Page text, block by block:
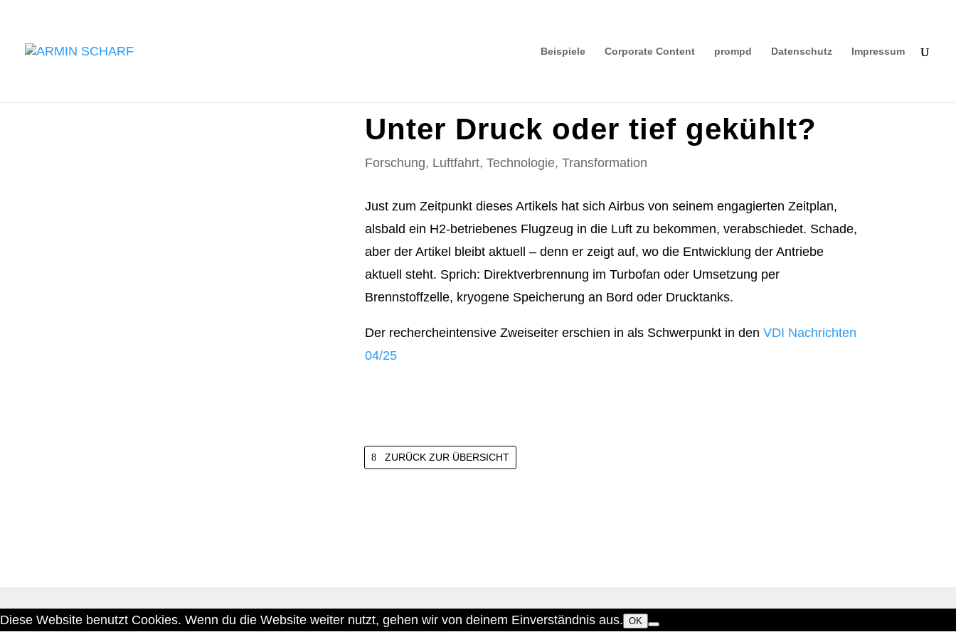
Beispiele Corporate Content prompd Datenschutz Impressum
Unter Druck oder tief gekühlt?
Forschung, Luftfahrt, Technologie, Transformation
Just zum Zeitpunkt dieses Artikels hat sich Airbus von seinem engagierten Zeitplan,
alsbald ein H2-betriebenes Flugzeug in die Luft zu bekommen, verabschiedet. Schade,
aber der Artikel bleibt aktuell – denn er zeigt auf, wo die Entwicklung der Antriebe
aktuell steht. Sprich: Direktverbrennung im Turbofan oder Umsetzung per
Brennstoffzelle, kryogene Speicherung an Bord oder Drucktanks.
Der rechercheintensive Zweiseiter erschien in als Schwerpunkt in den VDI Nachrichten
04/25
ZURÜCK ZUR ÜBERSICHT
Diese Website benutzt Cookies. Wenn du die Website weiter nutzt, gehen wir von deinem Einverständnis aus. OK